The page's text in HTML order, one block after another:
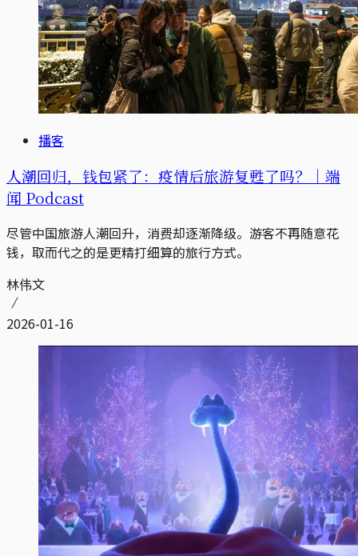
播客
人潮回归，钱包紧了：疫情后旅游复甦了吗？｜端
闻 Podcast
尽管中国旅游人潮回升，消费却逐渐降级。游客不再随意花
钱，取而代之的是更精打细算的旅行方式。
林伟文
2026-01-16